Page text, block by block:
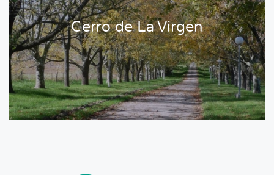
Cerro de La Virgen